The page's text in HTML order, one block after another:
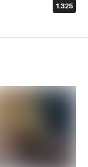
1.325